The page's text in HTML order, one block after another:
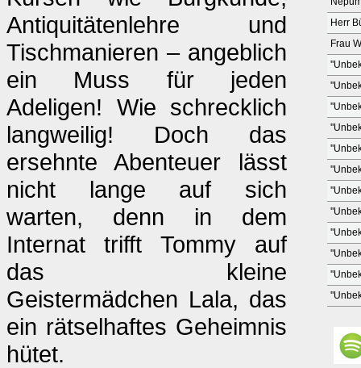
Antiquitätenlehre und
Tischmanieren – angeblich
ein Muss für jeden
Adeligen! Wie schrecklich
langweilig! Doch das
ersehnte Abenteuer lässt
nicht lange auf sich
warten, denn in dem
Internat trifft Tommy auf
das kleine
Geistermädchen Lala, das
ein rätselhaftes Geheimnis
hütet.
Herr
Frau